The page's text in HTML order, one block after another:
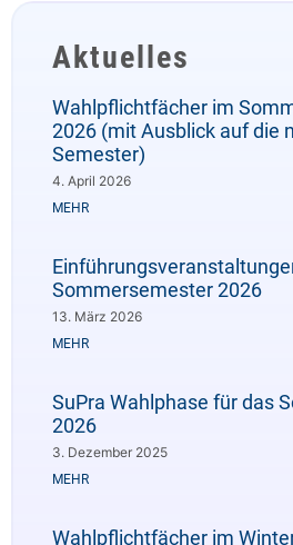
Aktuelles
Wahlpflichtfächer im
2026 (mit Ausblick auf die
Semester)
4. April 2026
MEHR
Sommersemester 2026
13. März 2026
MEHR
SuPra Wahlphase für das
2026
3. Dezember 2025
MEHR
Wahlpflichtfächer im